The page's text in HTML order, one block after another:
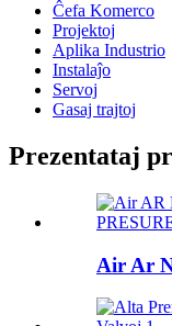
Ĉefa Komerco
Projektoj
Aplika Industrio
Instalaĵo
Servoj
Gasaj trajtoj
Prezentataj
Air Ar